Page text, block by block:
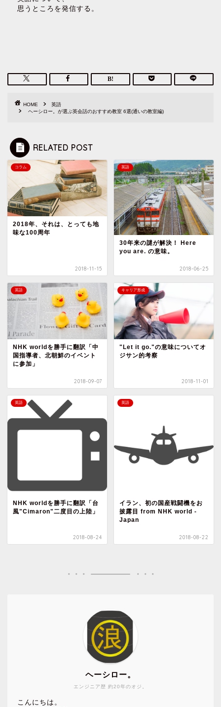
思うところを発信する。
HOME
英語
ヘーシロー。が選ぶ英会話のおすすめ教室 6選(通いの教室編)
RELATED POST
コラム
2018年、それは、とっても地
味な100周年
2018-11-15
英語
30年来の謎が解決！ Here
you are. の意味。
2018-06-25
英語
NHK worldを勝手に翻訳「中
国指導者、北朝鮮のイベント
に参加」
2018-09-07
キャリア形成
"Let it go."の意味についてオ
ジサン的考察
2018-11-01
英語
NHK worldを勝手に翻訳「台
風"Cimaron"二度目の上陸」
2018-08-24
英語
イラン、初の国産戦闘機をお
披露目 from NHK world -
Japan
2018-08-22
エンジニア歴 約20年のオジ。
ヘーシロー。
こんにちは。